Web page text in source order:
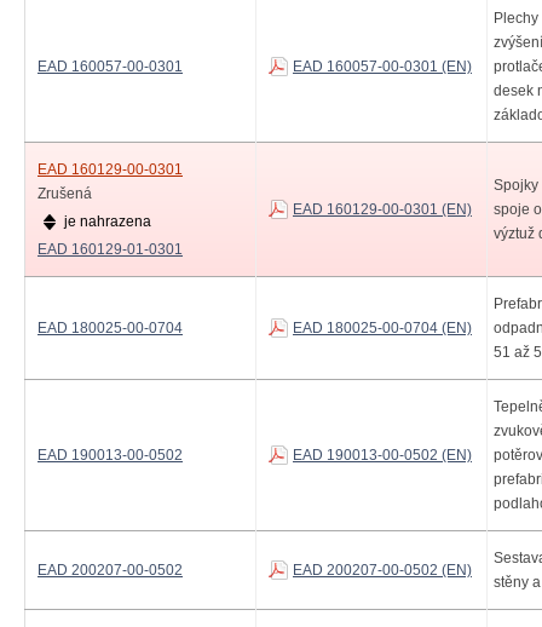
EAD 160057-00-0301 EAD 160057-00-0301 (EN)
desek
EAD 160129-00-0301
Zrušená
je nahrazena
EAD 160129-01-0301
EAD 160129-00-0301 (EN)
Spojky
spoje
výztuž
EAD 180025-00-0704 EAD 180025-00-0704 (EN)
51 až
EAD 190013-00-0502 EAD 190013-00-0502 (EN)
EAD 200207-00-0502 EAD 200207-00-0502 (EN)
stěny